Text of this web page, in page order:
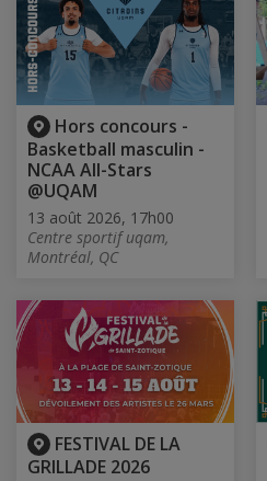
Hors concours -
Basketball masculin -
NCAA All-Stars
@UQAM
13 août 2026, 17h00
Centre sportif uqam,
Montréal, QC
FESTIVAL DE LA
GRILLADE 2026